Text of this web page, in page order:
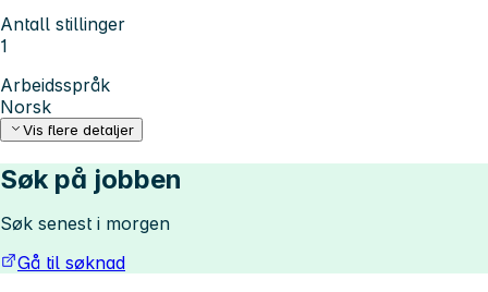
Antall stillinger
1
Arbeidsspråk
Norsk
Vis flere detaljer
Søk på jobben
Søk senest i morgen
Gå til søknad